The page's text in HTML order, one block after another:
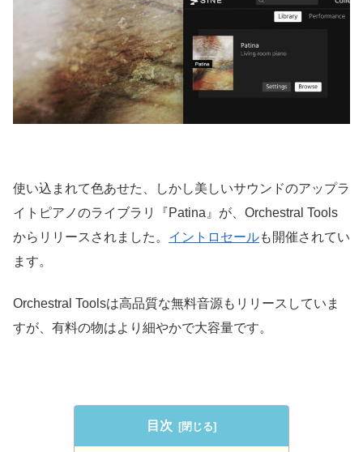
使い込まれて色あせた、しかし美しいサウンドのアップラ
イトピアノのライブラリ『Patina』が、Orchestral Tools
からリリースされました。 イントロセールも開催されてい
ます。
Orchestral Toolsは高品質な無料音源もリリースしていま
すが、有料の物はより細やかで大容量です。
目次